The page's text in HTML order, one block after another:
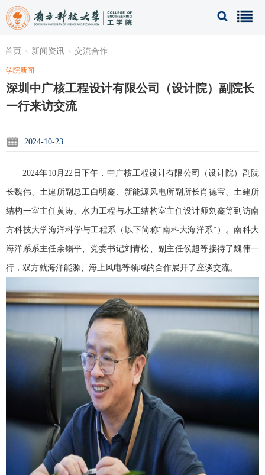
学院新闻
首页 新闻资讯 交流合作
深圳中广核工程设计有限公司（设计院）副院长
一行来访交流
2024-10-23
2024年10月22日下午，中广核工程设计有限公司（设计院）副院
长魏伟、土建所副总工白明鑫、新能源风电所副所长肖德宝、土建所
结构一室主任黄涛、水力工程与水工结构室主任设计师刘鑫等到访南
方科技大学海洋科学与工程系（以下简称“南科大海洋系”）。南科大
海洋系系主任余锡平、党委书记刘青松、副主任侯超等接待了魏伟一
行，双方就海洋能源、海上风电等领域的合作展开了座谈交流。